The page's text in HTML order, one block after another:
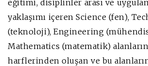
eğitimi, disiplinler arası ve
yaklaşımı içeren Science (fen),
(teknoloji), Engineering
Mathematics (matematik)
harflerinden oluşan ve bu